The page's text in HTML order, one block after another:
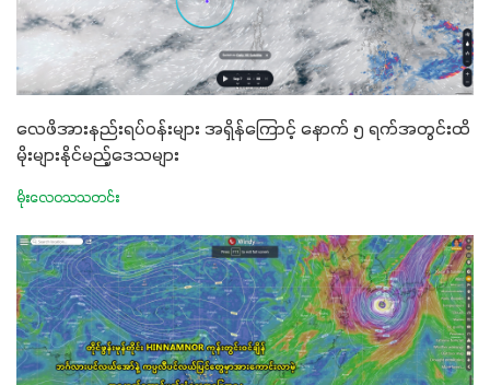
လေဖိအားနည်းရပ်ဝန်းများ အရှိန်ကြောင့် နောက် ၅ ရက်အတွင်းထိ
မိုးများနိုင်မည့်ဒေသများ
မိုးလေဝသသတင်း